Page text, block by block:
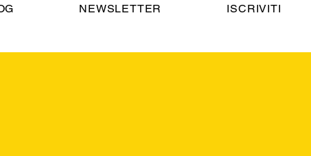
NEWSLETTER ISCRIVITI